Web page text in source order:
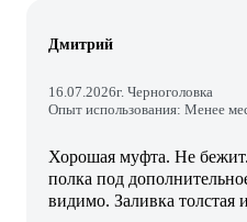
Дмитрий
16.07.2026г. Черноголовка
Опыт использования: Менее
Хорошая муфта. Не
полка под
видимо. Заливка толстая